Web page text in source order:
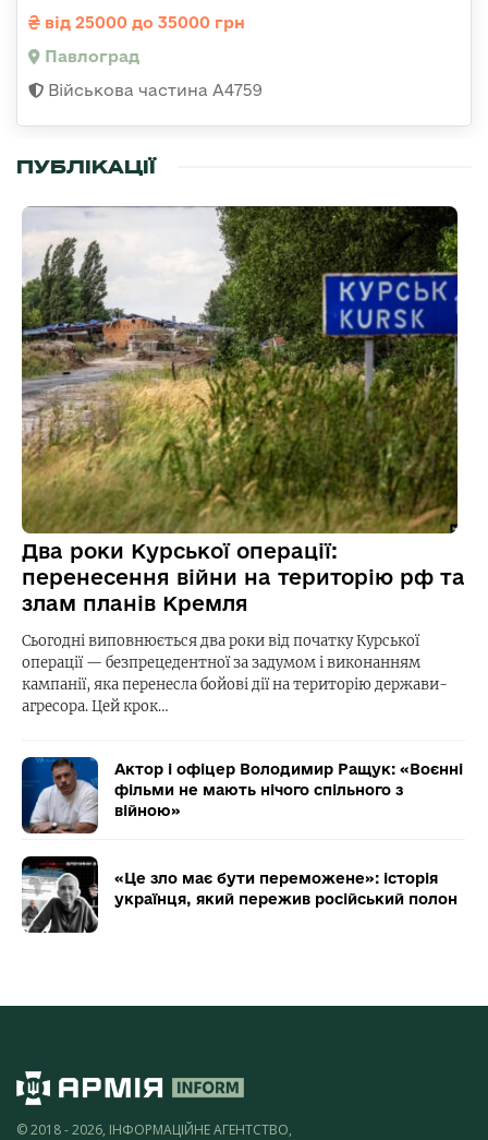
від 25000 до 35000 грн
Павлоград
Військова частина А4759
ПУБЛІКАЦІЇ
Два роки Курської операції:
перенесення війни на територію рф та
злам планів Кремля
Сьогодні виповнюється два роки від початку Курської
операції — безпрецедентної за задумом і виконанням
кампанії, яка перенесла бойові дії на територію держави-
агресора. Цей крок…
Актор і офіцер Володимир Ращук: «Воєнні
фільми не мають нічого спільного з
війною»
«Це зло має бути переможене»: історія
українця, який пережив російський полон
© 2018 - 2026, ІНФОРМАЦІЙНЕ АГЕНТСТВО,